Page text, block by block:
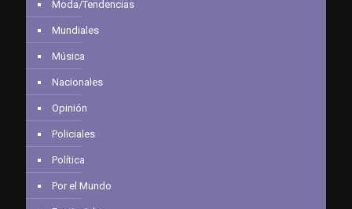
Moda/Tendencias
Mundiales
Música
Nacionales
Opinión
Policiales
Política
Por el Mundo